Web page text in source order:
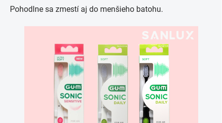
Pohodlne sa zmestí aj do menšieho batohu.